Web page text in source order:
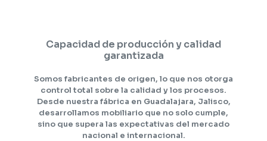
Capacidad de producción y calidad
garantizada
Somos fabricantes de origen, lo que nos otorga
control total sobre la calidad y los procesos.
Desde nuestra fábrica en Guadalajara, Jalisco,
desarrollamos mobiliario que no solo cumple,
sino que supera las expectativas del mercado
nacional e internacional.